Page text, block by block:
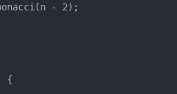
- 2);
{